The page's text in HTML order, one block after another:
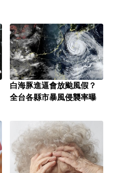
白海豚進逼會放颱風假？
全台各縣市暴風侵襲率曝